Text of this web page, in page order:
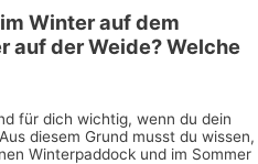
Winter auf dem
auf der Weide? Welche
für dich wichtig, wenn du dein
diesem Grund musst du wissen,
Winterpaddock und im Sommer